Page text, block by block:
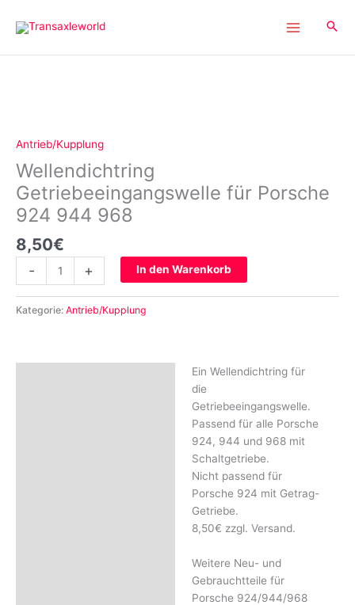
Inhalt
Antrieb/Kupplung
Wellendichtring
Getriebeeingangswelle für Porsche
924 944 968
8,50€
-
924
944
968
Menge
+ In den Warenkorb
Kategorie: Antrieb/Kupplung
Ein Wellendichtring für
die
Getriebeeingangswelle.
Passend für alle Porsche
924, 944 und 968 mit
Schaltgetriebe.
Nicht passend für
Porsche 924 mit Getrag-
Getriebe.
8,50€ zzgl. Versand.
Weitere Neu- und
Gebrauchtteile für
Porsche 924/944/968